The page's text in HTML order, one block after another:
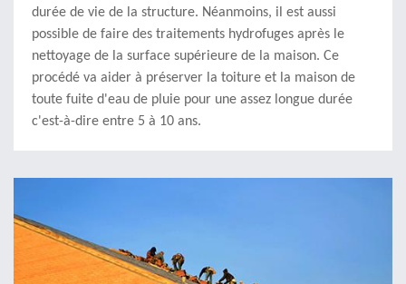
durée de vie de la structure. Néanmoins, il est aussi
possible de faire des traitements hydrofuges après le
nettoyage de la surface supérieure de la maison. Ce
procédé va aider à préserver la toiture et la maison de
toute fuite d'eau de pluie pour une assez longue durée
c'est-à-dire entre 5 à 10 ans.